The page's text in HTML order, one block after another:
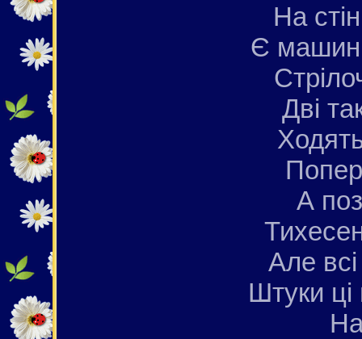
На
Є
Двi
А
Але
Штуки